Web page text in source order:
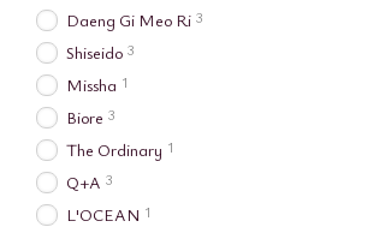
Daeng Gi Meo Ri 3
Shiseido 3
Missha 1
Biore 3
The Ordinary 1
Q+A 3
L'OCEAN 1